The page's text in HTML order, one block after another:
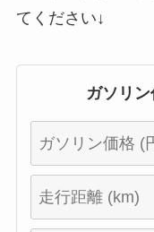
てください↓
ガソリ